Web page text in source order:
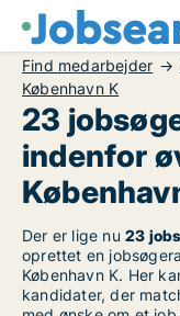
Find medarbejder
København K
23
indenfor
Der er lige nu 23
oprettet en
København K. Her
kandidater, der